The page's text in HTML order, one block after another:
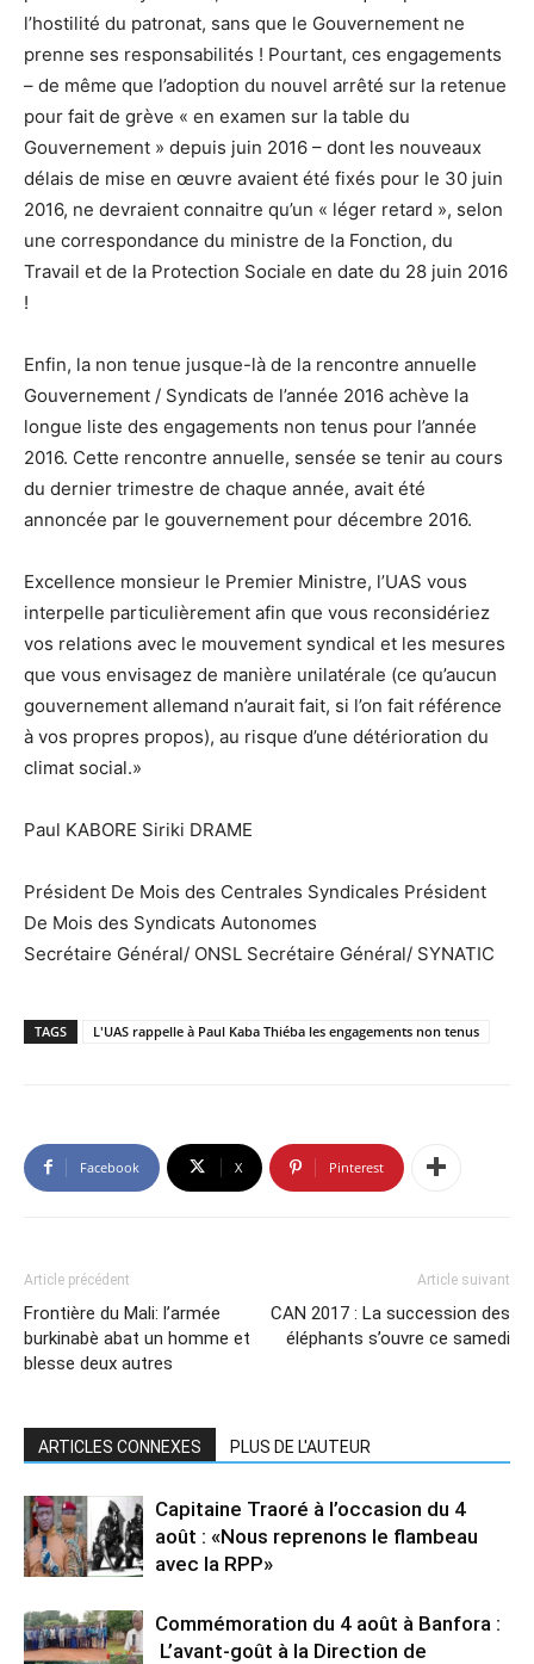
l’hostilité du patronat, sans que le Gouvernement ne
prenne ses responsabilités ! Pourtant, ces engagements
– de même que l’adoption du nouvel arrêté sur la retenue
pour fait de grève « en examen sur la table du
Gouvernement » depuis juin 2016 – dont les nouveaux
délais de mise en œuvre avaient été fixés pour le 30 juin
2016, ne devraient connaitre qu’un « léger retard », selon
une correspondance du ministre de la Fonction, du
Travail et de la Protection Sociale en date du 28 juin 2016
!
Enfin, la non tenue jusque-là de la rencontre annuelle
Gouvernement / Syndicats de l’année 2016 achève la
longue liste des engagements non tenus pour l’année
2016. Cette rencontre annuelle, sensée se tenir au cours
du dernier trimestre de chaque année, avait été
annoncée par le gouvernement pour décembre 2016.
Excellence monsieur le Premier Ministre, l’UAS vous
interpelle particulièrement afin que vous reconsidériez
vos relations avec le mouvement syndical et les mesures
que vous envisagez de manière unilatérale (ce qu’aucun
gouvernement allemand n’aurait fait, si l’on fait référence
à vos propres propos), au risque d’une détérioration du
climat social.»
Paul KABORE Siriki DRAME
Président De Mois des Centrales Syndicales Président
De Mois des Syndicats Autonomes
Secrétaire Général/ ONSL Secrétaire Général/ SYNATIC
TAGS L'UAS rappelle à Paul Kaba Thiéba les engagements non tenus
Facebook X Pinterest
Article précédent
Frontière du Mali: l’armée
burkinabè abat un homme et
blesse deux autres
Article suivant
CAN 2017 : La succession des
éléphants s’ouvre ce samedi
ARTICLES CONNEXES PLUS DE L'AUTEUR
Capitaine Traoré à l’occasion du 4
août : «Nous reprenons le flambeau
avec la RPP»
Commémoration du 4 août à Banfora :
L’avant-goût à la Direction de